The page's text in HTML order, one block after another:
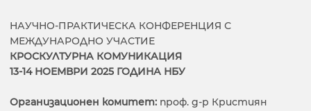
НАУЧНО-ПРАКТИЧЕСКА КОНФЕРЕНЦИЯ С
МЕЖДУНАРОДНО УЧАСТИЕ
КРОСКУЛТУРНА КОМУНИКАЦИЯ
13-14 НОЕМВРИ 2025 ГОДИНА НБУ
Организационен комитет: проф. д-р Кристиян